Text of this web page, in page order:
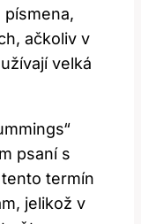
písmena,
ačkoliv v
velká
psaní s
termín
jelikož v